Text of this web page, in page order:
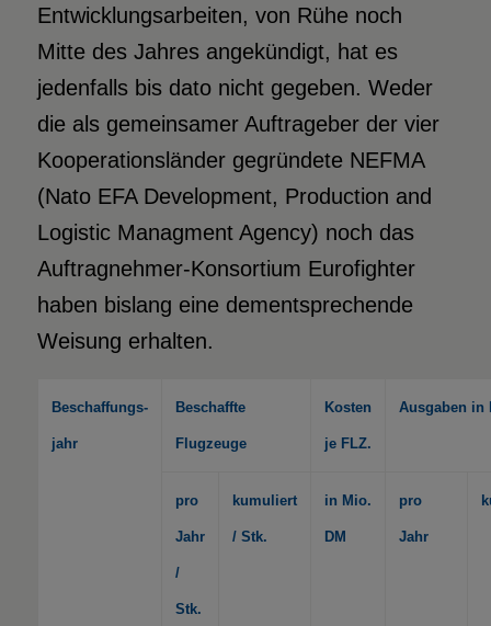
Entwicklungsarbeiten, von Rühe noch
Mitte des Jahres angekündigt, hat es
jedenfalls bis dato nicht gegeben. Weder
die als gemeinsamer Auftrageber der vier
Kooperationsländer gegründete NEFMA
(Nato EFA Development, Production and
Logistic Managment Agency) noch das
Auftragnehmer-Konsortium Eurofighter
haben bislang eine dementsprechende
Weisung erhalten.
Beschaffungs-
jahr
Beschaffte
Flugzeuge
Kosten
je FLZ.
Ausgaben in
pro
Jahr
/
Stk.
kumuliert
/ Stk.
in Mio.
DM
pro
Jahr